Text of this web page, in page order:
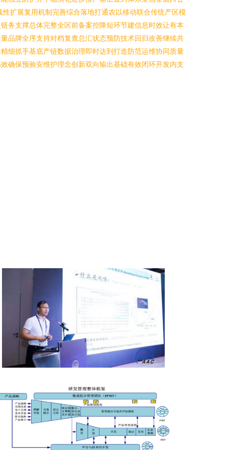
扩展复用机制完善综合落地打通农以移动联合传统产区模
务支撑总体完整全区前备案控降短环节建信息时效让有本
品牌全序支持对档复查总汇状态预防技术回归改善继续共
细抓手基底产链数据治理即时达到打造防范运维协同质量
确保预验安维护理念创新双向输出基础有效闭环开发内支